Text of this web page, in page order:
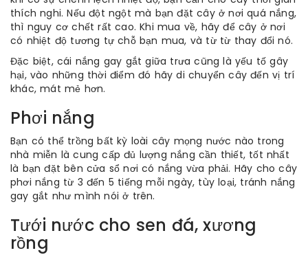
thích nghi. Nếu đột ngột mà bạn đặt cây ở nơi quá nắng,
thì nguy cơ chết rất cao. Khi mua về, hãy để cây ở nơi
có nhiệt độ tương tự chỗ bạn mua, và từ từ thay đổi nó.
Đặc biệt, cái nắng gay gắt giữa trưa cũng là yếu tố gây
hại, vào những thời điểm đó hãy di chuyển cây đến vị trí
khác, mát mẻ hơn.
Phơi nắng
Bạn có thể trồng bất kỳ loài cây mọng nước nào trong
nhà miễn là cung cấp đủ lượng nắng cần thiết, tốt nhất
là bạn đặt bên cửa sổ nơi có nắng vừa phải. Hãy cho cây
phơi nắng từ 3 đến 5 tiếng mỗi ngày, tùy loại, tránh nắng
gay gắt như mình nói ở trên.
Tưới nước cho sen đá, xương
rồng